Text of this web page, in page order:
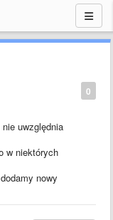
0
uwzględnia
w niektórych
nowy